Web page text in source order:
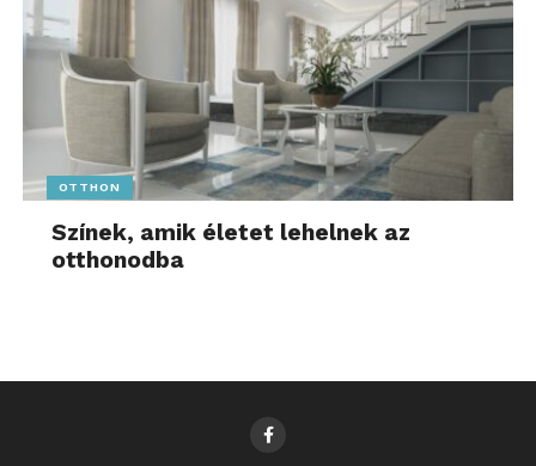
OTTHON
Színek, amik életet lehelnek az
otthonodba